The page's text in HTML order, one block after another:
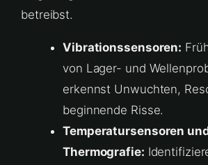
betreibst.
Vibrationssensoren:
von Lager- und
erkennst Unwuchten,
beginnende Risse.
Temperatursensoren
Thermografie: